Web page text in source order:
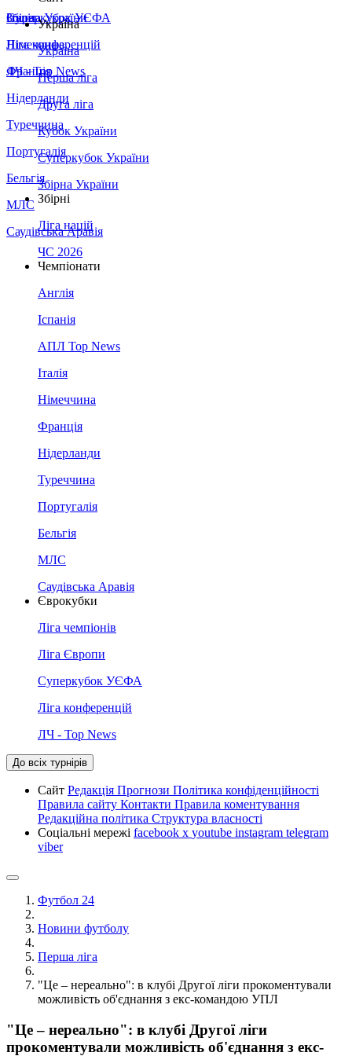
Збірна України
Італія
Німеччина
Франція
Нідерланди
Туреччина
Португалія
Бельгія
МЛС
Саудівська Аравія
Суперкубок УЄФА
Ліга конференцій
ЛЧ - Top News
Україна
Україна
Перша ліга
Друга ліга
Кубок України
Суперкубок України
Збірна України
Збірні
Ліга націй
ЧС 2026
Чемпіонати
Англія
Іспанія
АПЛ Top News
Італія
Німеччина
Франція
Нідерланди
Туреччина
Португалія
Бельгія
МЛС
Саудівська Аравія
Єврокубки
Ліга чемпіонів
Ліга Європи
Суперкубок УЄФА
Ліга конференцій
ЛЧ - Top News
До всіх турнірів
Сайт Редакція Прогнози Політика конфіденційності
Правила сайту Контакти Правила коментування
Редакційна політика Структура власності
Соціальні мережі facebook x youtube instagram telegram
viber
Футбол 24
Новини футболу
Перша ліга
"Це – нереально": в клубі Другої ліги прокоментували
можливість об'єднання з екс-командою УПЛ
"Це – нереально": в клубі Другої ліги
прокоментували можливість об'єднання з екс-